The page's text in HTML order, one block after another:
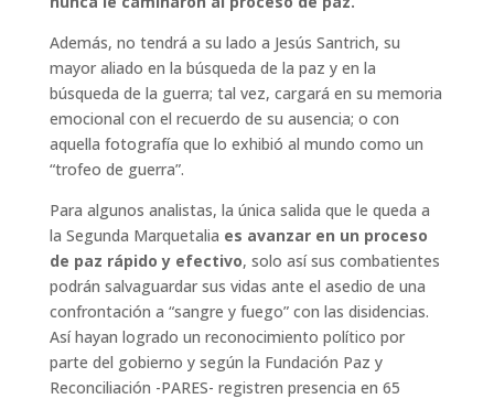
Además, no tendrá a su lado a Jesús Santrich, su
mayor aliado en la búsqueda de la paz y en la
búsqueda de la guerra; tal vez, cargará en su memoria
emocional con el recuerdo de su ausencia; o con
aquella fotografía que lo exhibió al mundo como un
“trofeo de guerra”.
Para algunos analistas, la única salida que le queda a
la Segunda Marquetalia es avanzar en un proceso
de paz rápido y efectivo, solo así sus combatientes
podrán salvaguardar sus vidas ante el asedio de una
confrontación a “sangre y fuego” con las disidencias.
Así hayan logrado un reconocimiento político por
parte del gobierno y según la Fundación Paz y
Reconciliación -PARES- registren presencia en 65